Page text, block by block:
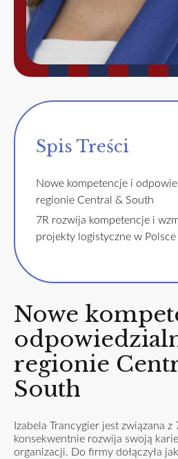
Spis Treści
Nowe kompetencje i
regionie Central & South
7R rozwija kompetencje i
projekty logistyczne w Polsce
Nowe
regionie
South
Izabela Trancygier jest związana
konsekwentnie rozwija swoją
organizacji. Do firmy dołączyła